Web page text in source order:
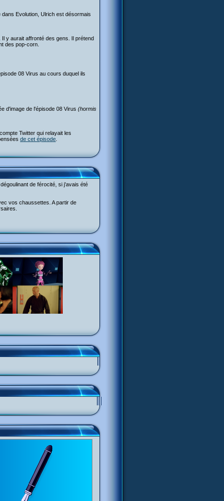
Evolution, Ulrich est désormais
y aurait affronté des gens. Il prétend
des pop-corn.
08 Virus au cours duquel ils
d'image de l'épisode 08 Virus (hormis
Twitter qui relayait les
de cet épisode
de férocité, si j'avais été
vos chaussettes. A partir de